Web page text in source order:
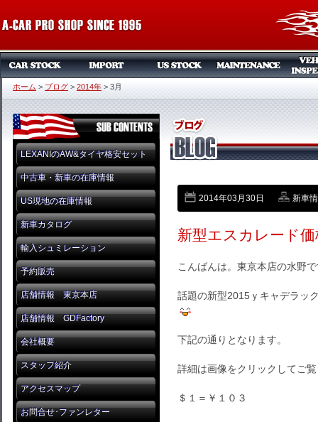
ホーム > ブログ > 2014年 > 3月
LEXANIのAW&タイヤ格安セット
中古車・新車の在庫情報
US現地の在庫情報
新車カタログ
輸入シュミレーション
予約販売
店舗情報 東京本店
店舗情報 GDFactory
会社概要
スタッフ紹介
アクセスマップ
お問合せ･ファンレター
2014年03月30日 新車
新型エスカレード
こんばんは。東京本店の水野
話題の新型2015ｙキャデラッ
下記の通りとなります。
詳細は画像をクリックしてご
＄１＝￥１０３